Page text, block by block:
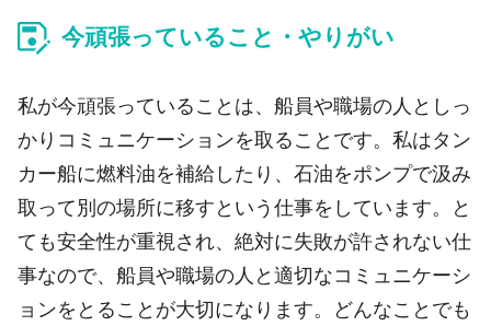
今頑張っていること・やりがい
私が今頑張っていることは、船員や職場の人としっ
かりコミュニケーションを取ることです。私はタン
カー船に燃料油を補給したり、石油をポンプで汲み
取って別の場所に移すという仕事をしています。と
ても安全性が重視され、絶対に失敗が許されない仕
事なので、船員や職場の人と適切なコミュニケーシ
ョンをとることが大切になります。どんなことでも